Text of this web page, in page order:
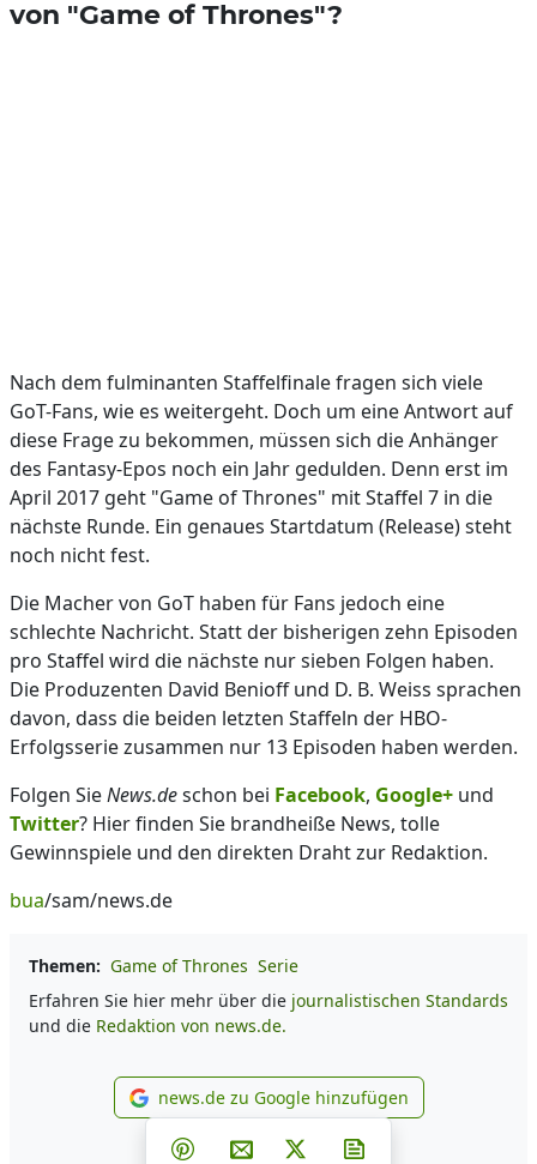
von "Game of Thrones"?
Nach dem fulminanten Staffelfinale fragen sich viele
GoT-Fans, wie es weitergeht. Doch um eine Antwort auf
diese Frage zu bekommen, müssen sich die Anhänger
des Fantasy-Epos noch ein Jahr gedulden. Denn erst im
April 2017 geht "Game of Thrones" mit Staffel 7 in die
nächste Runde. Ein genaues Startdatum (Release) steht
noch nicht fest.
Die Macher von GoT haben für Fans jedoch eine
schlechte Nachricht. Statt der bisherigen zehn Episoden
pro Staffel wird die nächste nur sieben Folgen haben.
Die Produzenten David Benioff und D. B. Weiss sprachen
davon, dass die beiden letzten Staffeln der HBO-
Erfolgsserie zusammen nur 13 Episoden haben werden.
Folgen SieNews.deschon bei Facebook, Google+ und
Twitter? Hier finden Sie brandheiße News, tolle
Gewinnspiele und den direkten Draht zur Redaktion.
bua/sam/news.de
Themen: Game of Thrones Serie
Erfahren Sie hier mehr über die journalistischen Standards
und die Redaktion von news.de.
news.de zu Google
news.de zu Google hinzufügen
Teilen auf Facebook
Teilen auf Whatsapp
Teilen auf Telegram
Teilen auf Pinterest
Per E-Mail teilen
Post auf X